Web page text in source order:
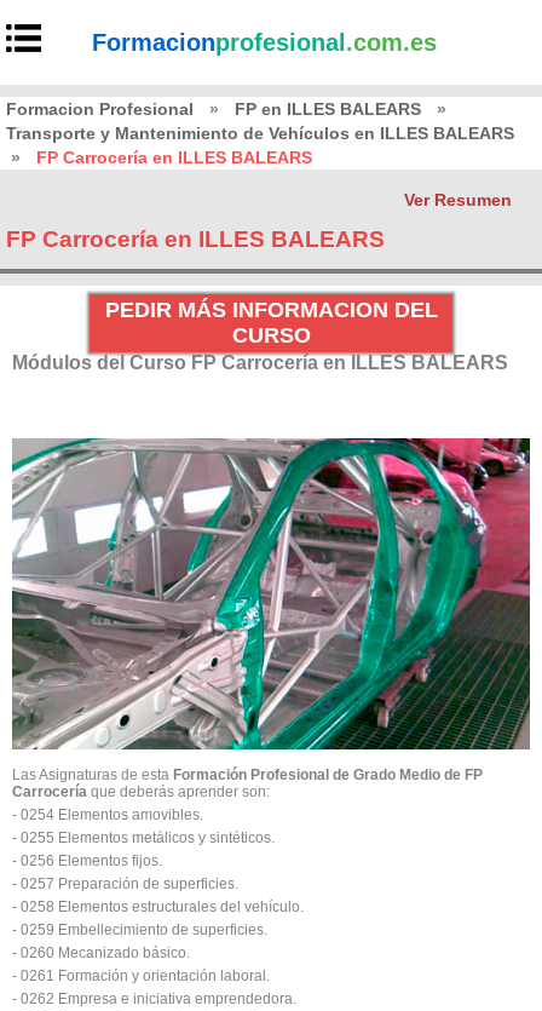
Formacionprofesional .com.es
Formacion Profesional » FP en ILLES BALEARS
»
Transporte y Mantenimiento de Vehículos en ILLES BALEARS
»
FP Carrocería en ILLES BALEARS
Ver Resumen
FP Carrocería en ILLES BALEARS
PEDIR MÁS INFORMACION DEL
CURSO
Módulos del Curso FP Carrocería en ILLES BALEARS
Las Asignaturas de esta Formación Profesional de Grado Medio de FP
Carrocería que deberás aprender son:
- 0254 Elementos amovibles.
- 0255 Elementos metálicos y sintéticos.
- 0256 Elementos fijos.
- 0257 Preparación de superficies.
- 0258 Elementos estructurales del vehículo.
- 0259 Embellecimiento de superficies.
- 0260 Mecanizado básico.
- 0261 Formación y orientación laboral.
- 0262 Empresa e iniciativa emprendedora.